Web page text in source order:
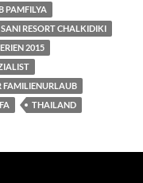
PAMFILYA
SANI RESORT CHALKIDIKI
2015
FAMILIENURLAUB
THAILAND